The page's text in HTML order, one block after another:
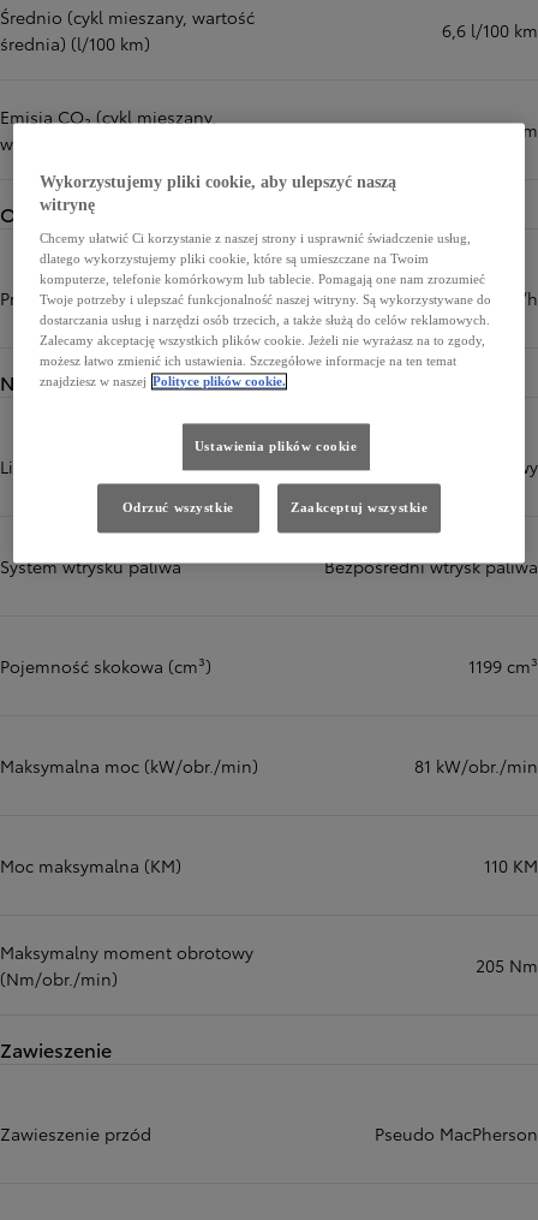
Średnio (cykl mieszany, wartość
średnia) (l/100 km)
6,6 l/100 km
Emisja CO₂ (cykl mieszany,
wartość średnia) (g/km)
149 g/km
Osiągi
Prędkość maksymalna (km/h) 177 km/h
Napęd
Liczba i układ cylindrów 3-cylindrowy rzędowy
System wtrysku paliwa Bezpośredni wtrysk paliwa
Pojemność skokowa (cm³) 1199 cm³
Maksymalna moc (kW/obr./min) 81 kW/obr./min
Moc maksymalna (KM) 110 KM
Maksymalny moment obrotowy
(Nm/obr./min)
205 Nm
Zawieszenie
Zawieszenie przód Pseudo MacPherson
Wykorzystujemy pliki cookie, aby ulepszyć naszą
witrynę
Chcemy ułatwić Ci korzystanie z naszej strony i usprawnić świadczenie usług,
dlatego wykorzystujemy pliki cookie, które są umieszczane na Twoim
komputerze, telefonie komórkowym lub tablecie. Pomagają one nam zrozumieć
Twoje potrzeby i ulepszać funkcjonalność naszej witryny. Są wykorzystywane do
dostarczania usług i narzędzi osób trzecich, a także służą do celów reklamowych.
Zalecamy akceptację wszystkich plików cookie. Jeżeli nie wyrażasz na to zgody,
możesz łatwo zmienić ich ustawienia. Szczegółowe informacje na ten temat
znajdziesz w naszej Polityce plików cookie.
Ustawienia plików cookie
Odrzuć wszystkie Zaakceptuj wszystkie